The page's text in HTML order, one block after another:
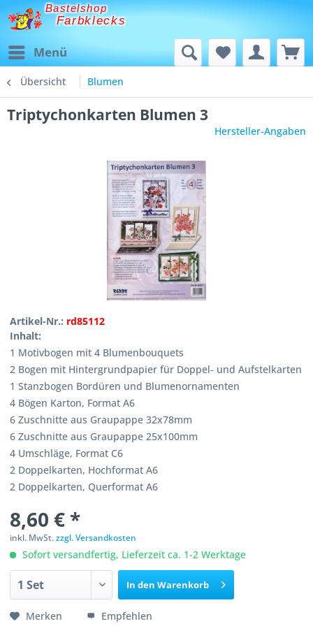
Bastelshop
Farbklecks
Menü
Übersicht Blumen
Triptychonkarten Blumen 3
Hersteller-Angaben
Artikel-Nr.: rd85112
Inhalt:
1 Motivbogen mit 4 Blumenbouquets
2 Bogen mit Hintergrundpapier für Doppel- und Aufstelkarten
1 Stanzbogen Bordüren und Blumenornamenten
4 Bögen Karton, Format A6
6 Zuschnitte aus Graupappe 32x78mm
6 Zuschnitte aus Graupappe 25x100mm
4 Umschläge, Format C6
2 Doppelkarten, Hochformat A6
2 Doppelkarten, Querformat A6
8,60 € *
inkl. MwSt.zzgl. Versandkosten
Sofort versandfertig, Lieferzeit ca. 1-2 Werktage
In den Warenkorb
Merken Empfehlen